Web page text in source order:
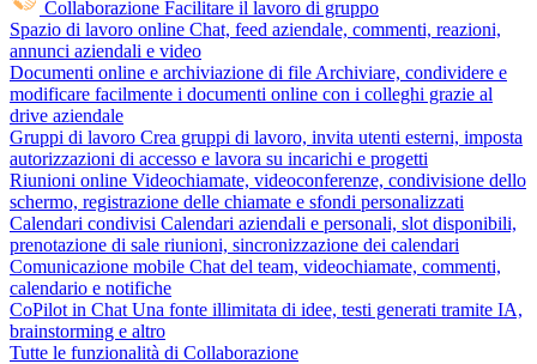
Collaborazione Facilitare il lavoro di gruppo
Spazio di lavoro online Chat, feed aziendale, commenti, reazioni,
annunci aziendali e video
Documenti online e archiviazione di file Archiviare, condividere e
modificare facilmente i documenti online con i colleghi grazie al
drive aziendale
Gruppi di lavoro Crea gruppi di lavoro, invita utenti esterni, imposta
autorizzazioni di accesso e lavora su incarichi e progetti
Riunioni online Videochiamate, videoconferenze, condivisione dello
schermo, registrazione delle chiamate e sfondi personalizzati
Calendari condivisi Calendari aziendali e personali, slot disponibili,
prenotazione di sale riunioni, sincronizzazione dei calendari
Comunicazione mobile Chat del team, videochiamate, commenti,
calendario e notifiche
CoPilot in Chat Una fonte illimitata di idee, testi generati tramite IA,
brainstorming e altro
Tutte le funzionalità di Collaborazione